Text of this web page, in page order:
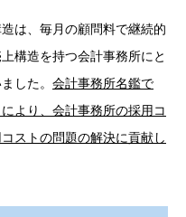
は、毎月の顧問料で継続的
構造を持つ会計事務所にと
した。 会計事務所名鑑で
より、会計事務所の採用コ
ストの問題の解決に貢献し